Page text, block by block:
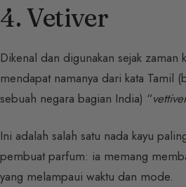
4. Vetiver
Dikenal dan digunakan sejak zaman
mendapat namanya dari kata Tamil
sebuah negara bagian India) “
Ini adalah salah satu nada kayu
pembuat parfum: ia memang
yang melampaui waktu dan mode.